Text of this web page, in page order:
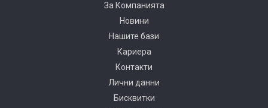
За Компанията
Новини
Нашите бази
Кариера
Контакти
Лични данни
Бисквитки